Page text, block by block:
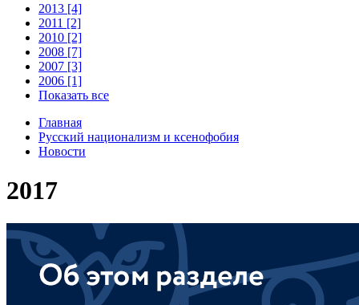
2013 [4]
2011 [2]
2010 [2]
2008 [7]
2007 [3]
2006 [1]
Показать все
Главная
Русский национализм и ксенофобия
Новости
2017